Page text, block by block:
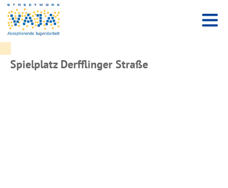
Spielplatz Derfflinger Straße